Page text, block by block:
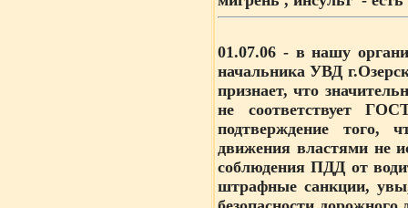
01.07.06 - в нашу
начальника УВД
признает, что
не соответствует
подтверждение того,
движения властями не
соблюдения ПДД от
штрафные санкции,